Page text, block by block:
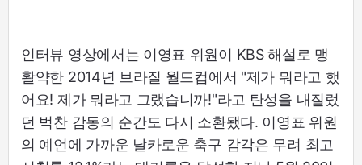
인터뷰 영상에서는 이영표 위원이 KBS 해설로 맹
활약한 2014년 브라질 월드컵에서 "제가 뭐라고 했
어요! 제가 뭐라고 그랬습니까!"라고 탄성을 내질렀
던 벅찬 감동의 순간도 다시 소환됐다. 이영표 위원
의 예언에 가까운 날카로운 축구 감각은 무려 최고